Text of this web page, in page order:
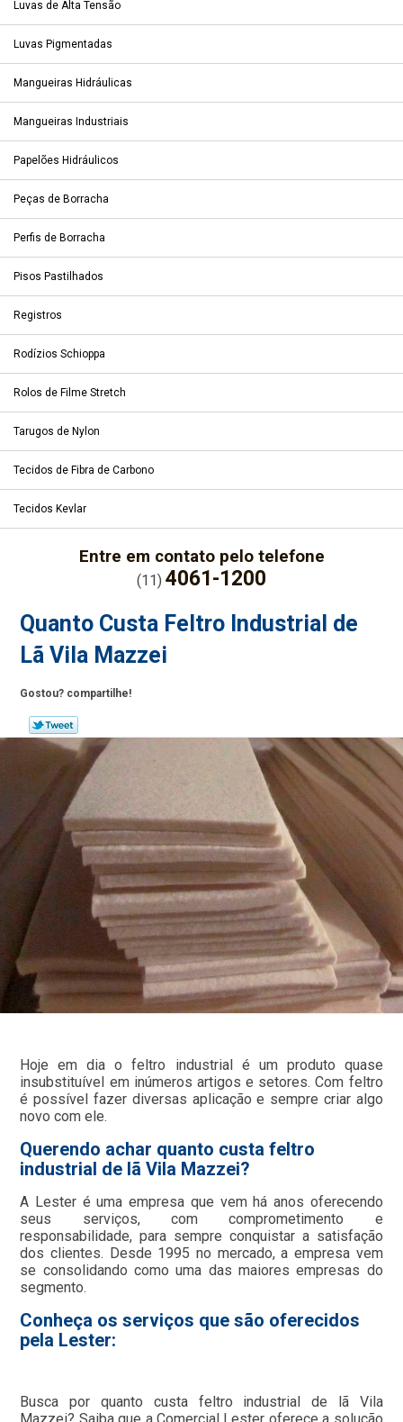
Luvas de Alta Tensão
Luvas Pigmentadas
Mangueiras Hidráulicas
Mangueiras Industriais
Papelões Hidráulicos
Peças de Borracha
Perfis de Borracha
Pisos Pastilhados
Registros
Rodízios Schioppa
Rolos de Filme Stretch
Tarugos de Nylon
Tecidos de Fibra de Carbono
Tecidos Kevlar
Entre em contato pelo telefone
(11) 4061-1200
Quanto Custa Feltro Industrial de
Lã Vila Mazzei
Gostou? compartilhe!
Hoje em dia o feltro industrial é um produto quase
insubstituível em inúmeros artigos e setores. Com feltro
é possível fazer diversas aplicação e sempre criar algo
novo com ele.
Querendo achar quanto custa feltro
industrial de lã Vila Mazzei?
A Lester é uma empresa que vem há anos oferecendo
seus serviços, com comprometimento e
responsabilidade, para sempre conquistar a satisfação
dos clientes. Desde 1995 no mercado, a empresa vem
se consolidando como uma das maiores empresas do
segmento.
Conheça os serviços que são oferecidos
pela Lester:
Busca por quanto custa feltro industrial de lã Vila